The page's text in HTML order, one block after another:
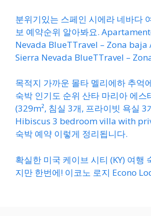
분위기있는 스페인 시에라 네바다
보 예약순위 알아봐요.
Nevada BlueTTravel – Zona
Sierra Nevada BlueTTravel –
목적지 가까운 몰타 멜리에하 추억
숙박 인기도 순위 산타 마리아 에스
(329m², 침실 3개, 프라이빗 욕실 3
Hibiscus 3 bedroom villa with
숙박 예약 이렇게 정리됩니다.
확실한 미국 케이브 시티 (KY) 여행
지만 한번에! 이코노 로지 Econo